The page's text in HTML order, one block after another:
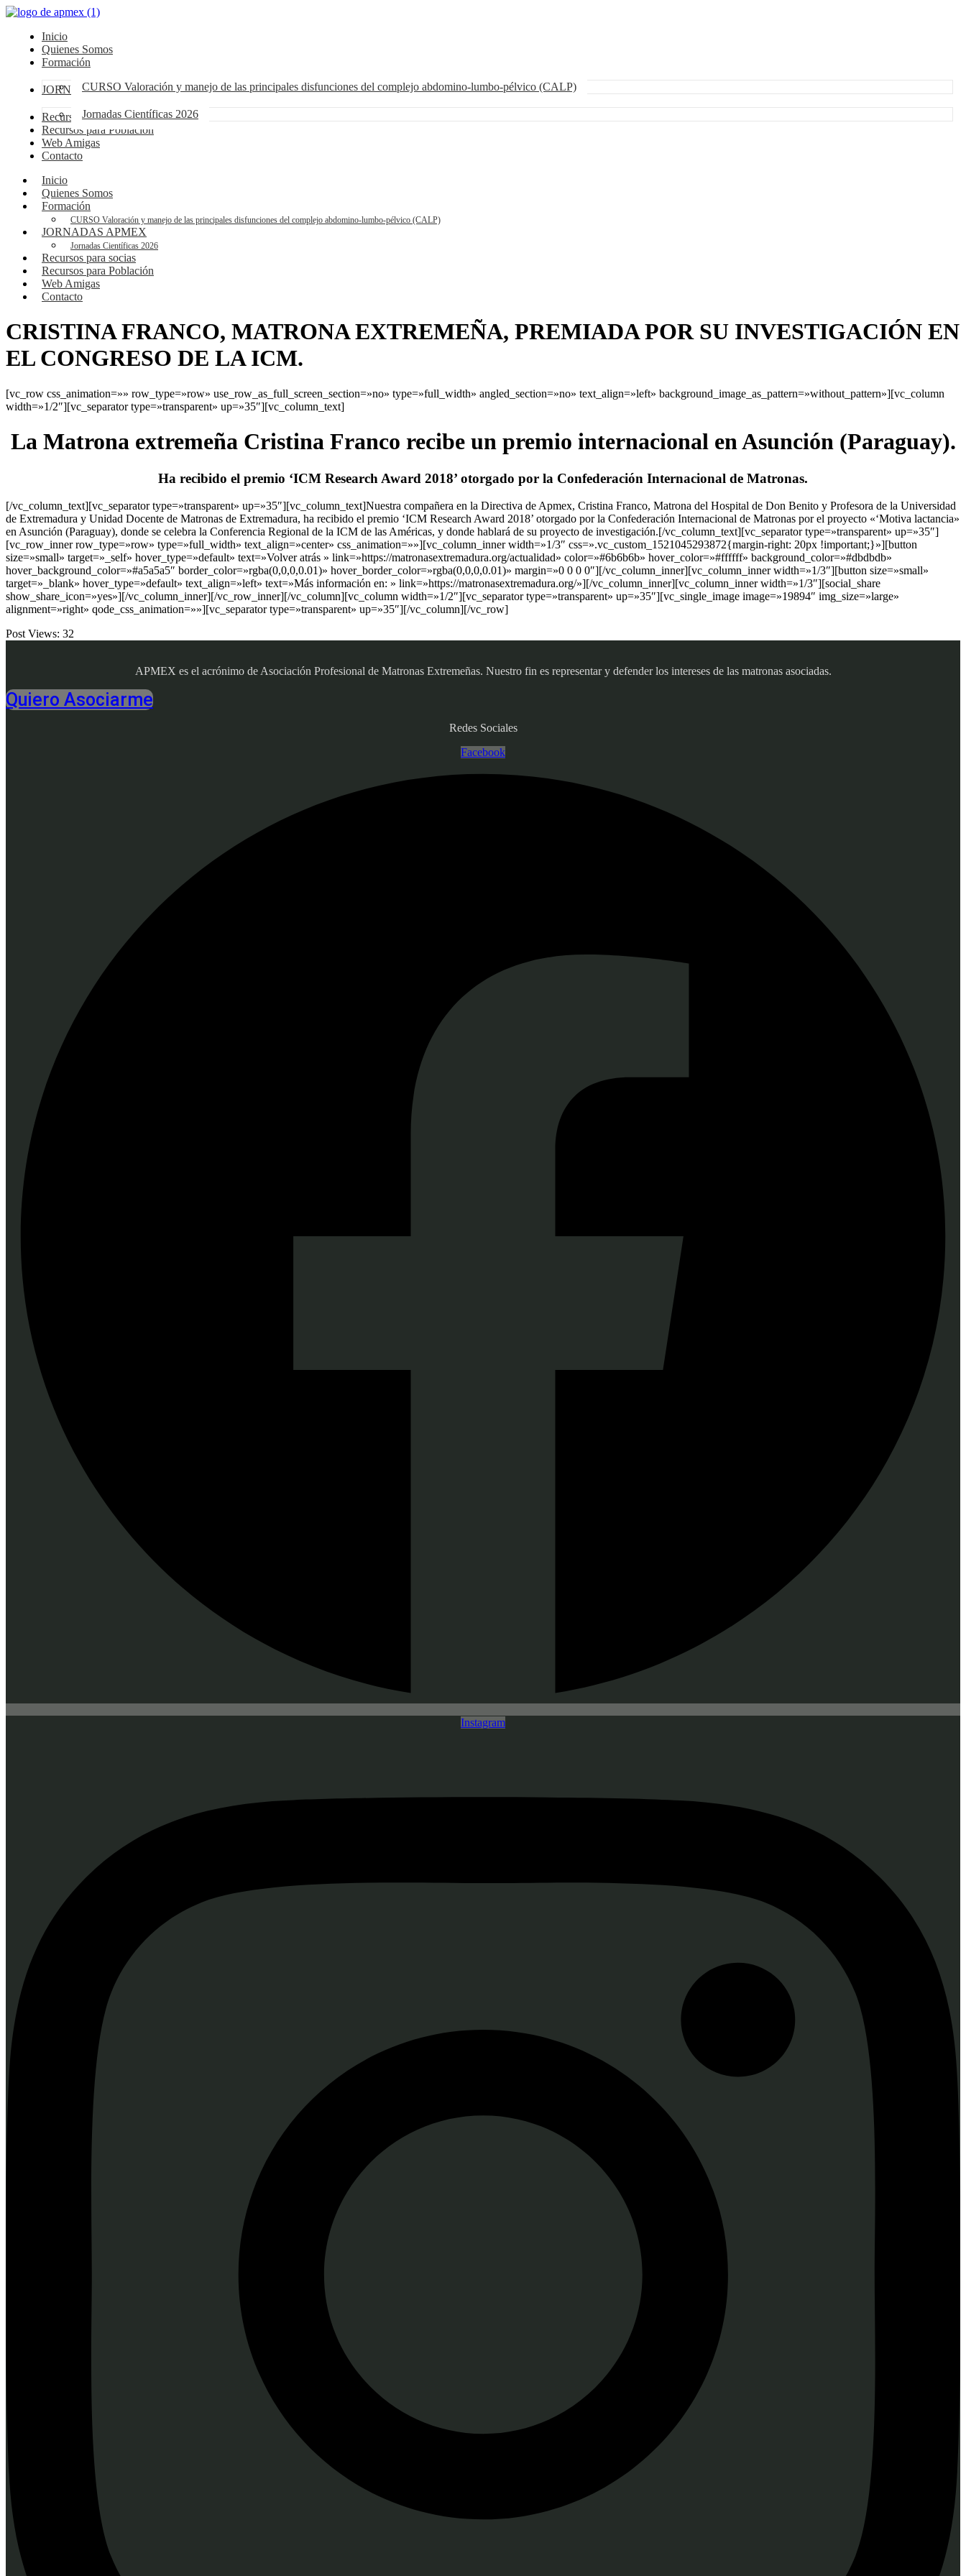
Inicio
Quienes Somos
Formación
CURSO Valoración y manejo de las principales disfunciones del complejo abdomino-lumbo-pélvico (CALP)
JORNADAS APMEX
Jornadas Científicas 2026
Recursos para socias
Recursos para Población
Web Amigas
Contacto
Inicio
Quienes Somos
Formación
CURSO Valoración y manejo de las principales disfunciones del complejo abdomino-lumbo-pélvico (CALP)
JORNADAS APMEX
Jornadas Científicas 2026
Recursos para socias
Recursos para Población
Web Amigas
Contacto
CRISTINA FRANCO, MATRONA EXTREMEÑA, PREMIADA POR SU INVESTIGACIÓN EN
EL CONGRESO DE LA ICM.
[vc_row css_animation=»» row_type=»row» use_row_as_full_screen_section=»no» type=»full_width» angled_section=»no» text_align=»left» background_image_as_pattern=»without_pattern»][vc_column
width=»1/2″][vc_separator type=»transparent» up=»35″][vc_column_text]
La Matrona extremeña Cristina Franco recibe un premio internacional en Asunción (Paraguay).
Ha recibido el premio ‘ICM Research Award 2018’ otorgado por la Confederación Internacional de Matronas.
[/vc_column_text][vc_separator type=»transparent» up=»35″][vc_column_text]Nuestra compañera en la Directiva de Apmex, Cristina Franco, Matrona del Hospital de Don Benito y Profesora de la Universidad
de Extremadura y Unidad Docente de Matronas de Extremadura, ha recibido el premio ‘ICM Research Award 2018’ otorgado por la Confederación Internacional de Matronas por el proyecto «‘Motiva lactancia»
en Asunción (Paraguay), donde se celebra la Conferencia Regional de la ICM de las Américas, y donde hablará de su proyecto de investigación.[/vc_column_text][vc_separator type=»transparent» up=»35″]
[vc_row_inner row_type=»row» type=»full_width» text_align=»center» css_animation=»»][vc_column_inner width=»1/3″ css=».vc_custom_1521045293872{margin-right: 20px !important;}»][button
size=»small» target=»_self» hover_type=»default» text=»Volver atrás » link=»https://matronasextremadura.org/actualidad» color=»#6b6b6b» hover_color=»#ffffff» background_color=»#dbdbdb»
hover_background_color=»#a5a5a5″ border_color=»rgba(0,0,0,0.01)» hover_border_color=»rgba(0,0,0,0.01)» margin=»0 0 0 0″][/vc_column_inner][vc_column_inner width=»1/3″][button size=»small»
target=»_blank» hover_type=»default» text_align=»left» text=»Más información en: » link=»https://matronasextremadura.org/»][/vc_column_inner][vc_column_inner width=»1/3″][social_share
show_share_icon=»yes»][/vc_column_inner][/vc_row_inner][/vc_column][vc_column width=»1/2″][vc_separator type=»transparent» up=»35″][vc_single_image image=»19894″ img_size=»large»
alignment=»right» qode_css_animation=»»][vc_separator type=»transparent» up=»35″][/vc_column][/vc_row]
Post Views: 32
APMEX es el acrónimo de Asociación Profesional de Matronas Extremeñas. Nuestro fin es representar y defender los intereses de las matronas asociadas.
Quiero Asociarme
Redes Sociales
Facebook
Instagram